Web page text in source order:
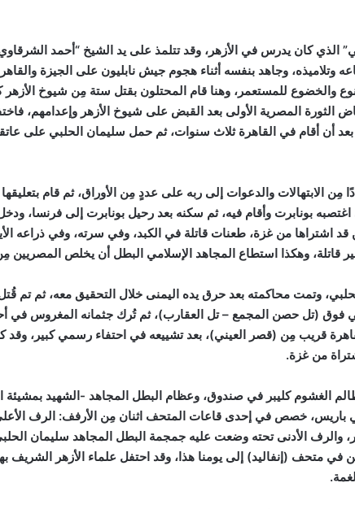
الذي كان يدرس في الأزهر، وقد تتلمذ على يد الشيخ “أحمد
وجاهد بنفسه أثناء هجوم جيش نابليون على الجيزة
والخضوع للمستعمر، وهنا قام المحتلون بقتل ستة مِن شيوخ
الثورة المصرية الأولى بعد القبض على شيوخ الأزهر وإعدامهم،
أن أقام في القاهرة ثلاث سنوات، ثم حمل سليمان الحلبي على
سليمان الحلبي عددًا مِن الابتهالات والدعوات إلى ربه على عددٍ مِن الأوراق، ثم
بونابرت وأقام فيه، ثم سكنه بعد رحيل بونابرت إلى فرنسا،
اشتراها من غزة، طعنات قاتلة في الكبد، وفي سرته، وفي ذراعه
وهكذا استطاع المجاهد الإسلامي البطل أن يخلص المصريين مِن
فوق (تل حصن المجمع – تل العقارب)، ثم تُرك جثمانه المغروس في
قريب مِن (قصر العيني)، بعد تشييعه في احتفاء رسمي كبير،
من غزة.
الغشوم كليبر في صندوق، وعظام البطل المجاهد -الشهيد
خصص في إحدى قاعات المتحف اثنان مِن الأرفف: الرف
والرف الأدنى تحته وضعت عليه جمجمة البطل المجاهد سليمان
في متحف (إنفاليد) إلى يومنا هذا، وقد احتفل علماء الأزهر الشريف